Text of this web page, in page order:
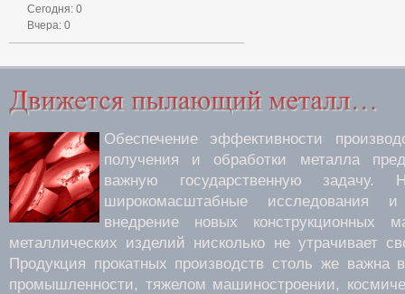
Сегодня: 0
Вчера: 0
Обеспечение эффективности
получения и обработки металла
важную государственную
широкомасштабные исследования
внедрение новых конструкционных
металлических изделий нисколько не утрачивает
Продукция прокатных производств столь же важна
промышленности, тяжелом машиностроении,